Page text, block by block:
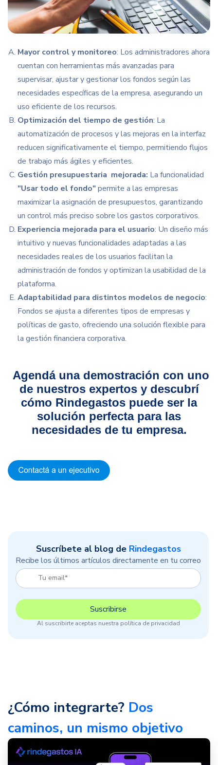
Suscríbete al blog de Rindegastos
Recibe los últimos artículos directamente en tu correo
Al suscribirte aceptas nuestra política de privacidad
Mayor control y monitoreo: Los administradores ahora
cuentan con herramientas más avanzadas para
supervisar, ajustar y gestionar los fondos según las
necesidades específicas de la empresa, asegurando un
uso eficiente de los recursos.
Optimización del tiempo de gestión: La
automatización de procesos y las mejoras en la interfaz
reducen significativamente el tiempo, permitiendo flujos
de trabajo más ágiles y eficientes.
Gestión presupuestaria mejorada: La funcionalidad
"Usar todo el fondo"permite a las empresas
maximizar la asignación de presupuestos, garantizando
un control más preciso sobre los gastos corporativos.
Experiencia mejorada para el usuario: Un diseño más
intuitivo y nuevas funcionalidades adaptadas a las
necesidades reales de los usuarios facilitan la
administración de fondos y optimizan la usabilidad de la
plataforma.
Adaptabilidad para distintos modelos de negocio:
Fondos se ajusta a diferentes tipos de empresas y
políticas de gasto, ofreciendo una solución flexible para
la gestión financiera corporativa.
Agendá una demostración con uno
de nuestros expertos y descubrí
cómo Rindegastos puede ser la
solución perfecta para las
necesidades de tu empresa.
¿Cómo integrarte? Dos
caminos, un mismo objetivo